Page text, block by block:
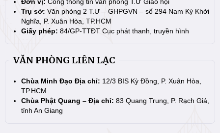
Trụ sở: Văn phòng 2 T.Ư – GHPGVN – số 294 Nam Kỳ Khởi
Nghĩa, P. Xuân Hòa, TP.HCM
Giấy phép: 84/GP-TTĐT Cục phát thanh, truyền hình
VĂN PHÒNG LIÊN LẠC
Chùa Minh Đạo Địa chỉ: 12/3 BIS Kỳ Đồng, P. Xuân Hòa,
TP.HCM
Chùa Phật Quang – Địa chỉ: 83 Quang Trung, P. Rạch Giá,
tỉnh An Giang